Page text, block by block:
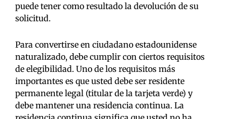
puede tener como resultado la devolución de su
solicitud.
Para convertirse en ciudadano estadounidense
naturalizado, debe cumplir con ciertos requisitos
de elegibilidad. Uno de los requisitos más
importantes es que usted debe ser residente
permanente legal (titular de la tarjeta verde) y
debe mantener una residencia continua. La